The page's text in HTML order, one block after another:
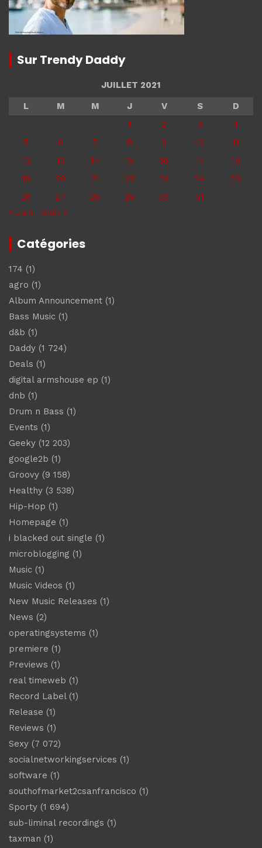
Sur Trendy Daddy
JUILLET 2021
L
M M J V S
D
1
2 3
4
5
6 7 8 9 10
11
12
13 14 15 16 17
18
19
20 21 22 23 24
25
26
27 28 29 30
31
« Juin
Août »
Catégories
174 (1)
agro (1)
Album Announcement (1)
Bass Music (1)
d&b (1)
Daddy (1 724)
Deals (1)
digital armshouse ep (1)
dnb (1)
Drum n Bass (1)
Events (1)
Geeky (12 203)
google2b (1)
Groovy (9 158)
Healthy (3 538)
Hip-Hop (1)
Homepage (1)
i blacked out single (1)
microblogging (1)
Music (1)
Music Videos (1)
New Music Releases (1)
News (2)
operatingsystems (1)
premiere (1)
Previews (1)
real timeweb (1)
Record Label(1)
Release (1)
Reviews (1)
Sexy (7 072)
socialnetworkingservices (1)
software (1)
southofmarket2csanfrancisco (1)
Sporty (1 694)
sub-liminal recordings (1)
taxman (1)